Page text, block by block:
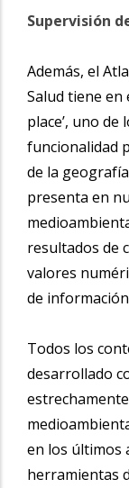
Supervisión
Además, el
Salud tiene en
place’, uno
funcionalidad
de la
presenta en
resultados de
valores
de
Todos los
desarrollado
en los últimos
herramientas